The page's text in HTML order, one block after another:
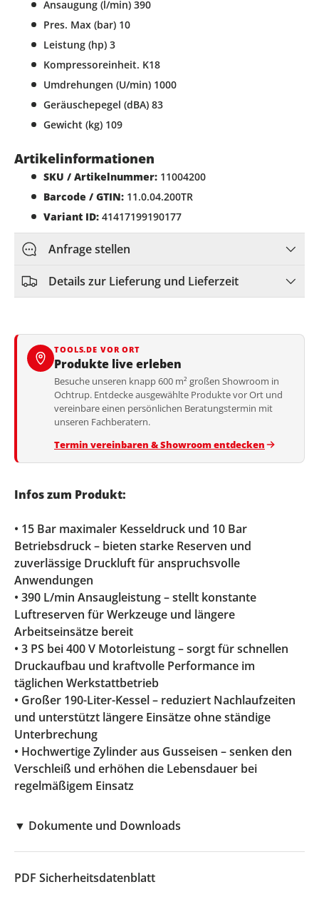
Ansaugung (l/min) 390
Pres. Max (bar) 10
Leistung (hp) 3
Kompressoreinheit. K18
Umdrehungen (U/min) 1000
Geräuschepegel (dBA) 83
Gewicht (kg) 109
Artikelinformationen
SKU / Artikelnummer: 11004200
Barcode / GTIN: 11.0.04.200TR
Variant ID: 41417199190177
Anfrage stellen
Details zur Lieferung und Lieferzeit
TOOLS.DE VOR ORT
Produkte live erleben
Besuche unseren knapp 600 m² großen Showroom in
Ochtrup. Entdecke ausgewählte Produkte vor Ort und
vereinbare einen persönlichen Beratungstermin mit
unseren Fachberatern.
Termin vereinbaren & Showroom entdecken
Infos zum Produkt:
• 15 Bar maximaler Kesseldruck und 10 Bar
Betriebsdruck – bieten starke Reserven und
zuverlässige Druckluft für anspruchsvolle
Anwendungen
• 390 L/min Ansaugleistung – stellt konstante
Luftreserven für Werkzeuge und längere
Arbeitseinsätze bereit
• 3 PS bei 400 V Motorleistung – sorgt für schnellen
Druckaufbau und kraftvolle Performance im
täglichen Werkstattbetrieb
• Großer 190-Liter-Kessel – reduziert Nachlaufzeiten
und unterstützt längere Einsätze ohne ständige
Unterbrechung
• Hochwertige Zylinder aus Gusseisen – senken den
Verschleiß und erhöhen die Lebensdauer bei
regelmäßigem Einsatz
▼ Dokumente und Downloads
PDF Sicherheitsdatenblatt